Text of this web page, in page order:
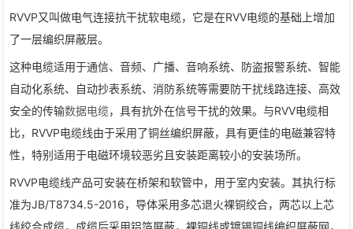
RVVP又叫做电气连接抗干扰软电缆，它是在RVV电缆的基础上增加
了一层编织屏蔽层。
这种电缆适用于通信、音频、广播、音响系统、防盗报警系统、智能
自动化系统、自动抄表系统、消防系统等需要防干扰线路连接、高效
安全的传输数据电缆，具有抗外在信号干扰的效果。与RVV电缆相
比，RVVP电缆线由于采用了铜丝编织屏蔽，具有更佳的电磁兼容特
性，特别适用于电磁环境较恶劣且安装距离较小的安装场所。
RVVP电缆线产品可安装在桥架和软管中，用于室内安装。其执行标
准为JB/T8734.5-2016，导体采用多芯退火裸铜绞合，两芯以上芯